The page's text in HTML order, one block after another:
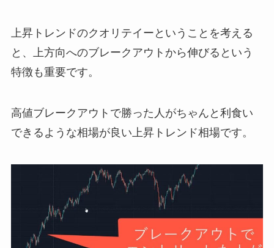
上昇トレンドのクオリテイーということを考える
と、上方向へのブレークアウトから伸びるという
特徴も重要です。
高値ブレークアウトで勝った人がちゃんと利食い
できるような相場が良い上昇トレンド相場です。